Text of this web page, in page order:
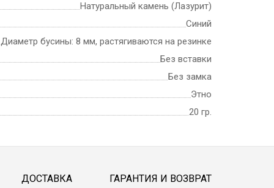
Натуральный камень (Лазурит)
Синий
Диаметр бусины: 8 мм, растягиваются на резинке
Без вставки
Без замка
Этно
20 гр.
ДОСТАВКА ГАРАНТИЯ И ВОЗВРАТ